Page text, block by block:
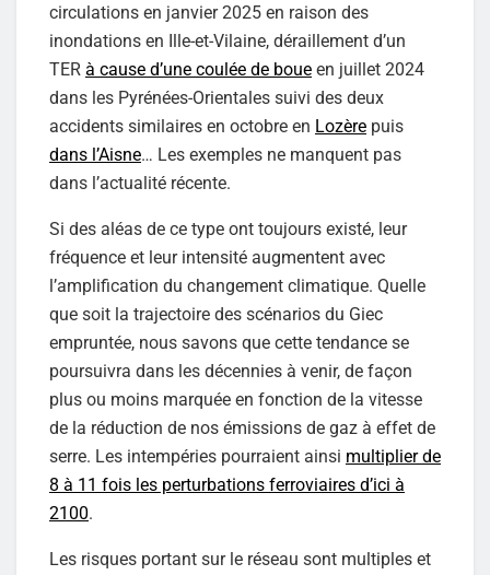
circulations en janvier 2025 en raison des
inondations en Ille-et-Vilaine, déraillement d’un
TER à cause d’une coulée de boue en juillet 2024
dans les Pyrénées-Orientales suivi des deux
accidents similaires en octobre en Lozère puis
dans l’Aisne… Les exemples ne manquent pas
dans l’actualité récente.
Si des aléas de ce type ont toujours existé, leur
fréquence et leur intensité augmentent avec
l’amplification du changement climatique. Quelle
que soit la trajectoire des scénarios du Giec
empruntée, nous savons que cette tendance se
poursuivra dans les décennies à venir, de façon
plus ou moins marquée en fonction de la vitesse
de la réduction de nos émissions de gaz à effet de
serre. Les intempéries pourraient ainsi multiplier de
8 à 11 fois les perturbations ferroviaires d’ici à
2100.
Les risques portant sur le réseau sont multiples et